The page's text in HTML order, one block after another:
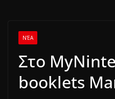
ΝΈΑ
Στο
booklets